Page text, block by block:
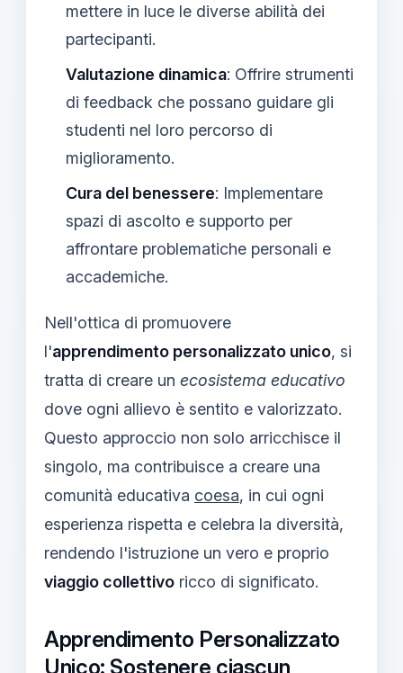
mettere in luce le diverse abilità dei
partecipanti.
Valutazione dinamica: Offrire strumenti
di feedback che possano guidare gli
studenti nel loro percorso di
miglioramento.
Cura del benessere: Implementare
spazi di ascolto e supporto per
affrontare problematiche personali e
accademiche.
Nell'ottica di promuovere
l'apprendimento personalizzato unico, si
tratta di creare un ecosistema educativo
dove ogni allievo è sentito e valorizzato.
Questo approccio non solo arricchisce il
singolo, ma contribuisce a creare una
comunità educativa coesa, in cui ogni
esperienza rispetta e celebra la diversità,
rendendo l'istruzione un vero e proprio
viaggio collettivo ricco di significato.
Apprendimento Personalizzato
Unico: Sostenere ciascun